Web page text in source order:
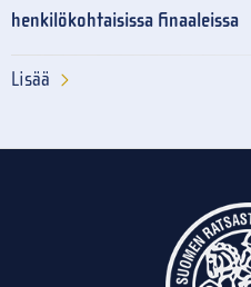
henkilökohtaisissa finaaleissa
Lisää